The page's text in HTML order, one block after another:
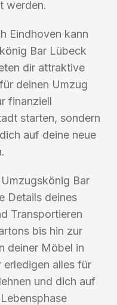
werden.
Eindhoven kann
Bar Lübeck
dir attraktive
deinen Umzug
finanziell
starten, sondern
auf deine neue
Bar
Details deines
Transportieren
bis hin zur
deiner Möbel in
erledigen alles für
und dich auf